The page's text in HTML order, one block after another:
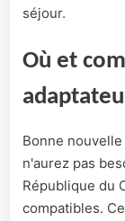
séjour.
Où et
Bonne
n'aurez pas
République du
compatibles.